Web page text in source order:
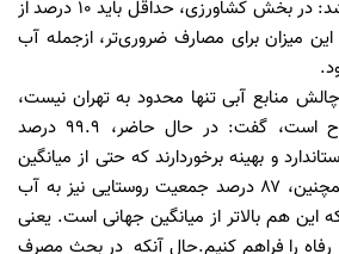
این کارشناس آب متذکر شد: در بخش کشاورزی، حداقل باید ۱۰ درصد از
میزان برای مصارف ضروری‌تر، ازجمله آب
چالش منابع آبی تنها محدود به تهران نیست،
بلکه در سطح ملی مطرح است، گفت: در حال حاضر، ۹۹.۹ درصد
و بهینه برخوردارند که حتی از میانگین
جهانی هم بالاتر است. همچنین، ۸۷ درصد جمعیت روستایی نیز به آب
این هم بالاتر از میانگین جهانی است. یعنی
رفاه را فراهم کنیم.حال آنکه در بحث مصرف